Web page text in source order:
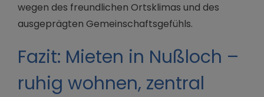
wegen des freundlichen Ortsklimas und des
ausgeprägten Gemeinschaftsgefühls.
Fazit: Mieten in Nußloch –
ruhig wohnen, zentral